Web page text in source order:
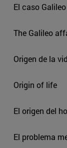
El caso Galileo
The Galileo
Origen de la
Origin of life
El origen del
El problema